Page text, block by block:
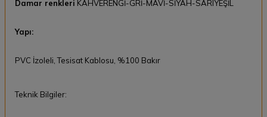
Damar renkleri KAHVERENGİ-GRİ-MAVİ-SİYAH-SARIYEŞİL
Yapı:
PVC İzoleli, Tesisat Kablosu, %100 Bakır
Teknik Bilgiler: